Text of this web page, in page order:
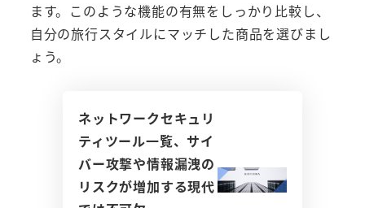
ます。このような機能の有無をしっかり比較し、
自分の旅行スタイルにマッチした商品を選びまし
ょう。
ネットワークセキュリ
ティツール一覧、サイ
バー攻撃や情報漏洩の
リスクが増加する現代